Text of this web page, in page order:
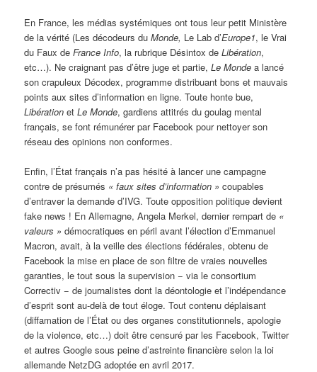
En France, les médias systémiques ont tous leur petit Ministère
de la vérité (Les décodeurs duMonde, Le Lab d’Europe1, le Vrai
du Faux deFrance Info, la rubrique Désintox deLibération,
etc…). Ne craignant pas d’être juge et partie,Le Monde a lancé
son crapuleux Décodex, programme distribuant bons et mauvais
points aux sites d’information en ligne. Toute honte bue,
Libération etLe Monde, gardiens attitrés du goulag mental
français, se font rémunérer par Facebook pour nettoyer son
réseau des opinions non conformes.
Enfin, l’État français n’a pas hésité à lancer une campagne
contre de présumés «faux sites d’information » coupables
d’entraver la demande d’IVG. Toute opposition politique devient
fake news ! En Allemagne, Angela Merkel, dernier rempart de «
valeurs » démocratiques en péril avant l’élection d’Emmanuel
Macron, avait, à la veille des élections fédérales, obtenu de
Facebook la mise en place de son filtre de vraies nouvelles
garanties, le tout sous la supervision − via le consortium
Correctiv − de journalistes dont la déontologie et l’indépendance
d’esprit sont au-delà de tout éloge. Tout contenu déplaisant
(diffamation de l’État ou des organes constitutionnels, apologie
de la violence, etc…) doit être censuré par les Facebook, Twitter
et autres Google sous peine d’astreinte financière selon la loi
allemande NetzDG adoptée en avril 2017.